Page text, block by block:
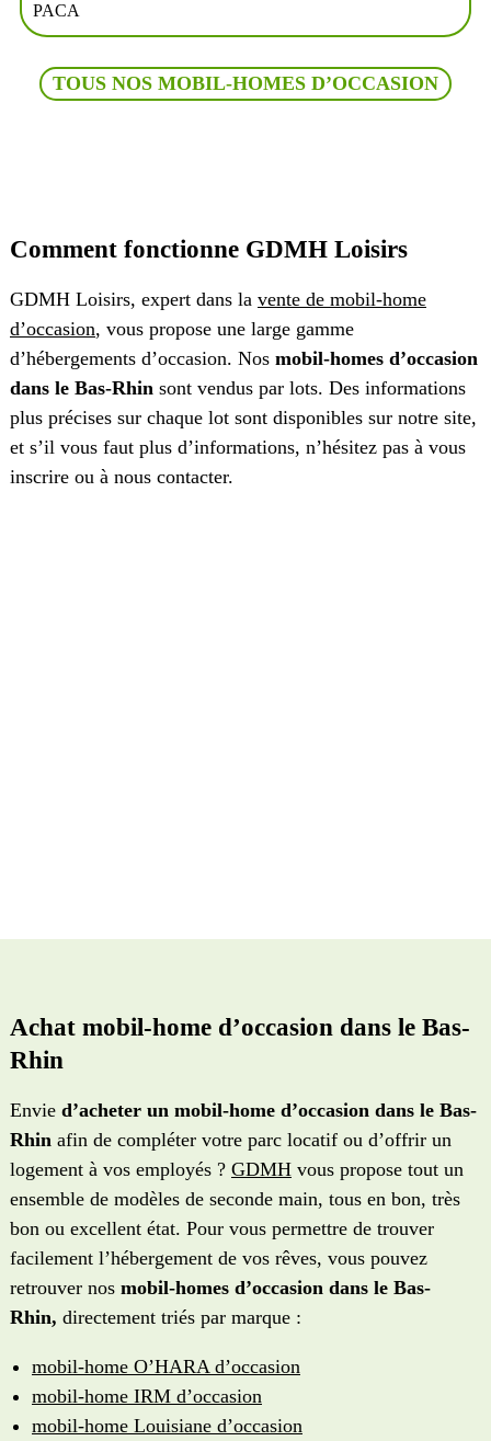
PACA
TOUS NOS MOBIL-HOMES D’OCCASION
Comment fonctionne GDMH Loisirs
GDMH Loisirs, expert dans la vente de mobil-home
d’occasion, vous propose une large gamme
d’hébergements d’occasion. Nos mobil-homes d’occasion
dans le Bas-Rhin sont vendus par lots. Des informations
plus précises sur chaque lot sont disponibles sur notre site,
et s’il vous faut plus d’informations, n’hésitez pas à vous
inscrire ou à nous contacter.
Achat mobil-home d’occasion dans le Bas-
Rhin
Envie d’acheter un mobil-home d’occasion dans le Bas-
Rhin afin de compléter votre parc locatif ou d’offrir un
logement à vos employés ? GDMH vous propose tout un
ensemble de modèles de seconde main, tous en bon, très
bon ou excellent état. Pour vous permettre de trouver
facilement l’hébergement de vos rêves, vous pouvez
retrouver nos mobil-homes d’occasion dans le Bas-
Rhin, directement triés par marque :
mobil-home O’HARA d’occasion
mobil-home IRM d’occasion
mobil-home Louisiane d’occasion